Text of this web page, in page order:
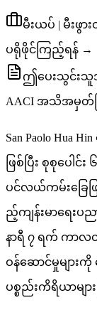
မီးယပ် | မီးဖွ
ပရိုဖိုင်ကြည့်ရန် →
ဤပေးသွင်းသူ
AACI အသိအမှတ်ပ
San Paolo
ဖြစ်ပြီး စုစုပေါ
ပင်လယ်ကမ်းခြေဖ
ည့်ကျန်းမာရေးပ
နာရီ ၇ ရက် ကာလ
ဝန်ဆောင်မှုမျာ
ပစ္စည်းကိရိယာမျ